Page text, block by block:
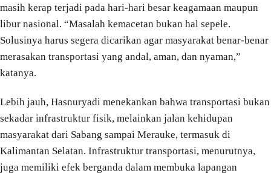
masih kerap terjadi pada hari-hari besar keagamaan maupun
libur nasional. “Masalah kemacetan bukan hal sepele.
Solusinya harus segera dicarikan agar masyarakat benar-benar
merasakan transportasi yang andal, aman, dan nyaman,”
katanya.
Lebih jauh, Hasnuryadi menekankan bahwa transportasi bukan
sekadar infrastruktur fisik, melainkan jalan kehidupan
masyarakat dari Sabang sampai Merauke, termasuk di
Kalimantan Selatan. Infrastruktur transportasi, menurutnya,
juga memiliki efek berganda dalam membuka lapangan